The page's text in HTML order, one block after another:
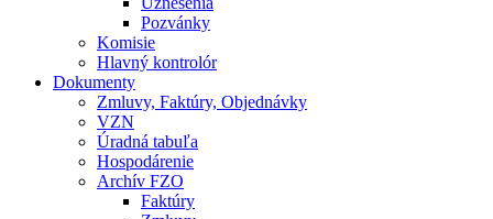
Pozvánky
Komisie
Hlavný kontrolór
Dokumenty
Zmluvy, Faktúry, Objednávky
VZN
Úradná tabuľa
Hospodárenie
Archív FZO
Faktúry